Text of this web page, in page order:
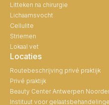
Litteken na chirurgie
Lichaamsvocht
Cellulite
Striemen
Lokaal vet
Locaties
Routebeschrijving privé praktijk
Privé praktijk
Beauty Center Antwerpen
Instituut voor